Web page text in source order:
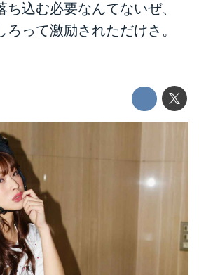
込む必要なんてないぜ、
って激励されただけさ。